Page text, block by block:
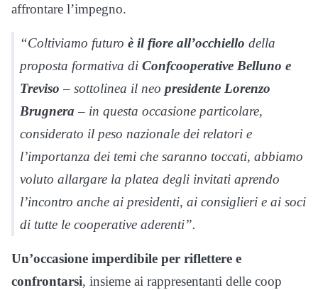
affrontare l’impegno.
“Coltiviamo futuro è il fiore all’occhiello della
proposta formativa di Confcooperative Belluno e
Treviso – sottolinea il neo presidente Lorenzo
Brugnera – in questa occasione particolare,
considerato il peso nazionale dei relatori e
l’importanza dei temi che saranno toccati, abbiamo
voluto allargare la platea degli invitati aprendo
l’incontro anche ai presidenti, ai consiglieri e ai soci
di tutte le cooperative aderenti”.
Un’occasione imperdibile per riflettere e
confrontarsi, insieme ai rappresentanti delle coop